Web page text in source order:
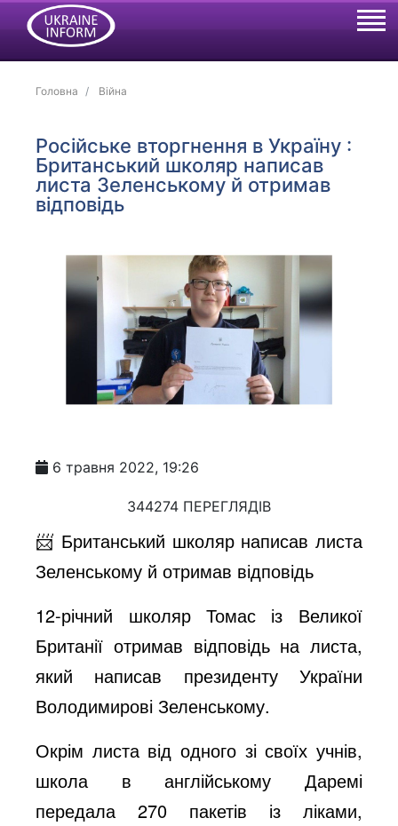
Головна Війна
Російське вторгнення в Україну :
Британський школяр написав
листа Зеленському й отримав
відповідь
6 травня 2022, 19:26
344274 ПЕРЕГЛЯДІВ
📨 Британський школяр написав листа
Зеленському й отримав відповідь
12-річний школяр Томас із Великої
Британії отримав відповідь на листа,
який написав президенту України
Володимирові Зеленському.
Окрім листа від одного зі своїх учнів,
школа в англійському Даремі
передала 270 пакетів із ліками,